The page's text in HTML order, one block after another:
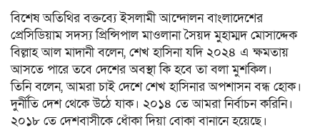
বিশেষ অতিথির বক্তব্যে ইসলামী আন্দোলন বাংলাদেশের
প্রেসিডিয়াম সদস্য প্রিন্সিপাল মাওলানা সৈয়দ মুহাম্মদ মোসাদ্দেক
বিল্লাহ আল মাদানী বলেন, শেখ হাসিনা যদি ২০২৪ এ ক্ষমতায়
আসতে পারে তবে দেশের অবস্থা কি হবে তা বলা মুশকিল।
তিনি বলেন, আমরা চাই দেশে শেখ হাসিনার অপশাসন বন্ধ হোক।
দুর্নীতি দেশ থেকে উঠে যাক। ২০১৪ তে আমরা নির্বাচন করিনি।
২০১৮ তে দেশবাসীকে ধোঁকা দিয়া বোকা বানানে হয়েছে।